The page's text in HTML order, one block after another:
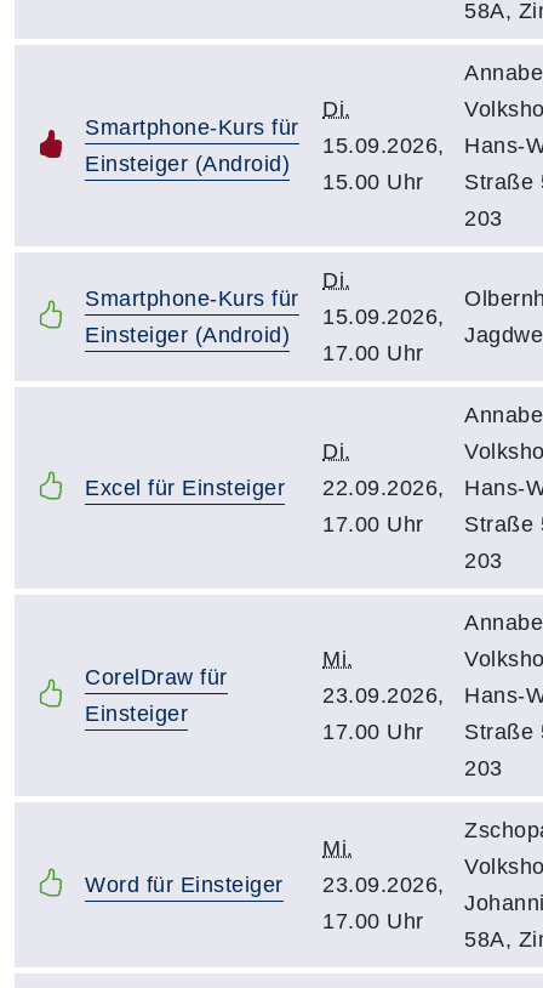
58A,
Smartphone-Kurs für
Einsteiger (Android)
Di.
15.09.2026,
15.00 Uhr
Hans-
Straße
203
Smartphone-Kurs für
Einsteiger (Android)
Di.
15.09.2026,
17.00 Uhr
Excel für Einsteiger
Di.
22.09.2026,
17.00 Uhr
Hans-
Straße
203
CorelDraw für
Einsteiger
Mi.
23.09.2026,
17.00 Uhr
Hans-
Straße
203
Word für Einsteiger
Mi.
23.09.2026,
17.00 Uhr
58A,